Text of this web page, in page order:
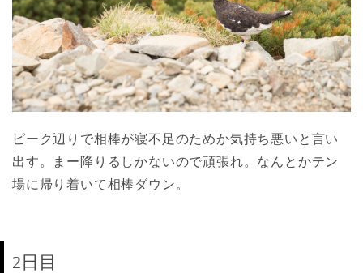
ピーク辺りで相棒が寝不足のためか気持ち悪いと言い
出す。まー降りるしかないので頑張れ。なんとかテン
場に帰り着いて相棒ダウン。
2日目